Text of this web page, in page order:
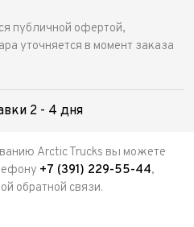
публичной офертой,
уточняется в момент заказа
2 - 4 дня
Arctic Trucks вы можете
+7 (391) 229-55-44,
обратной связи.